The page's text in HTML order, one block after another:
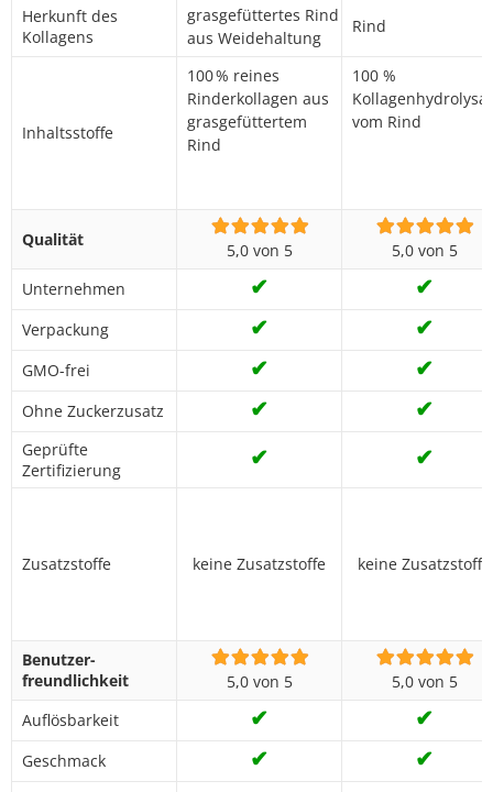
Herkunft des
Kollagens
grasgefüttertes Rind
aus Weidehaltung
Rind
Inhaltsstoffe
100 % reines
Rinderkollagen aus
grasgefüttertem
Rind
100 %
Kollagenhydrolysat
vom Rind
Qualität
5,0 von 5
5,0 von 5
Unternehmen
✔ ✔
Verpackung ✔ ✔
GMO-frei ✔ ✔
Ohne Zuckerzusatz ✔ ✔
Geprüfte
Zertifizierung
✔ ✔
Zusatzstoffe keine Zusatzstoffe keine Zusatzstoffe
Benutzer­
freundlichkeit
5,0 von 5
5,0 von 5
Auflösbarkeit
✔ ✔
Geschmack ✔ ✔